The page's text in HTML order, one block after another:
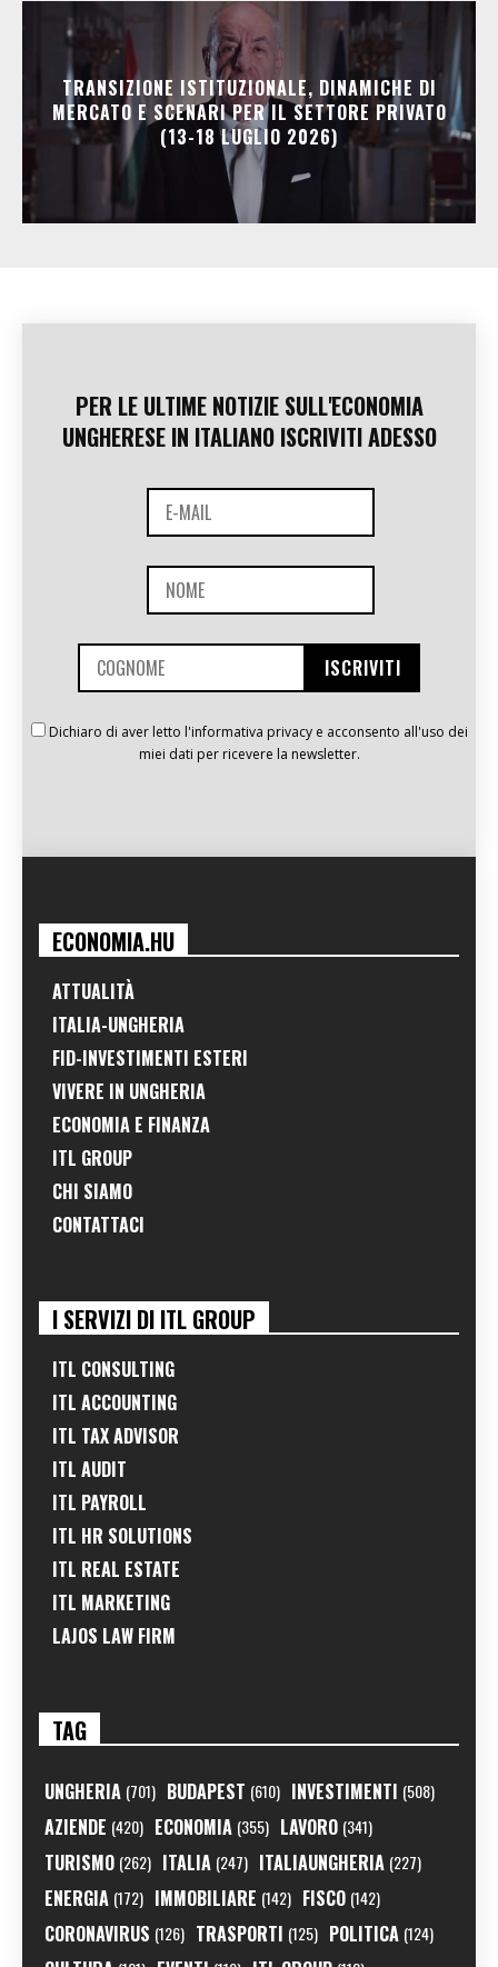
TRANSIZIONE ISTITUZIONALE, DINAMICHE DI
MERCATO E SCENARI PER IL SETTORE PRIVATO
(13-18 LUGLIO 2026)
PER LE ULTIME NOTIZIE SULL'ECONOMIA
UNGHERESE IN ITALIANO ISCRIVITI ADESSO
Dichiaro di aver letto l'informativa privacy e acconsento all'uso dei
miei dati per ricevere la newsletter.
ECONOMIA.HU
ATTUALITÀ
ITALIA-UNGHERIA
FID-INVESTIMENTI ESTERI
VIVERE IN UNGHERIA
ECONOMIA E FINANZA
ITL GROUP
CHI SIAMO
CONTATTACI
I SERVIZI DI ITL GROUP
ITL CONSULTING
ITL ACCOUNTING
ITL TAX ADVISOR
ITL AUDIT
ITL PAYROLL
ITL HR SOLUTIONS
ITL REAL ESTATE
ITL MARKETING
LAJOS LAW FIRM
TAG
UNGHERIA (701) BUDAPEST (610) INVESTIMENTI (508)
AZIENDE (420) ECONOMIA (355) LAVORO (341)
TURISMO (262) ITALIA (247) ITALIAUNGHERIA (227)
ENERGIA (172) IMMOBILIARE (142) FISCO (142)
CORONAVIRUS (126) TRASPORTI (125) POLITICA (124)